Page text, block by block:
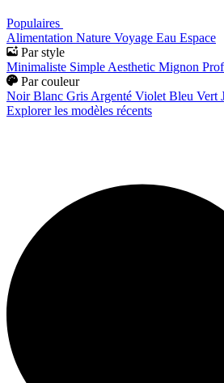
Populaires
Alimentation Nature Voyage Eau Espace
Par style
Minimaliste Simple Aesthetic Mignon
Par couleur
Noir Blanc Gris Argenté Violet Bleu Vert
Explorer les modèles récents